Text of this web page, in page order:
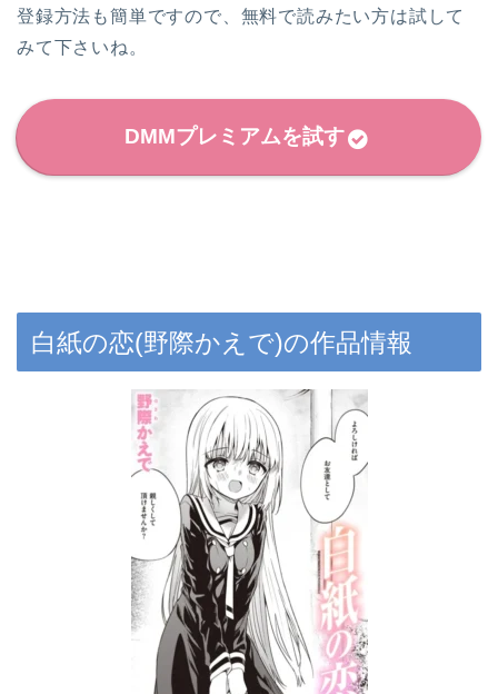
登録方法も簡単ですので、無料で読みたい方は試して
みて下さいね。
DMMプレミアムを試す
白紙の恋(野際かえで)の作品情報